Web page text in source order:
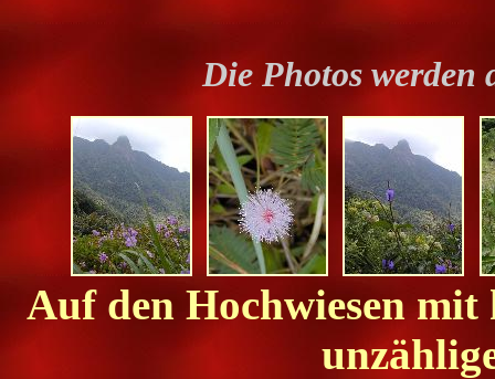
Die Photos
Auf den Hochwiesen mit